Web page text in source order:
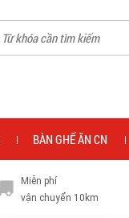
BÀN GHẾ ĂN CN
Miễn phí
vận chuyển 10km